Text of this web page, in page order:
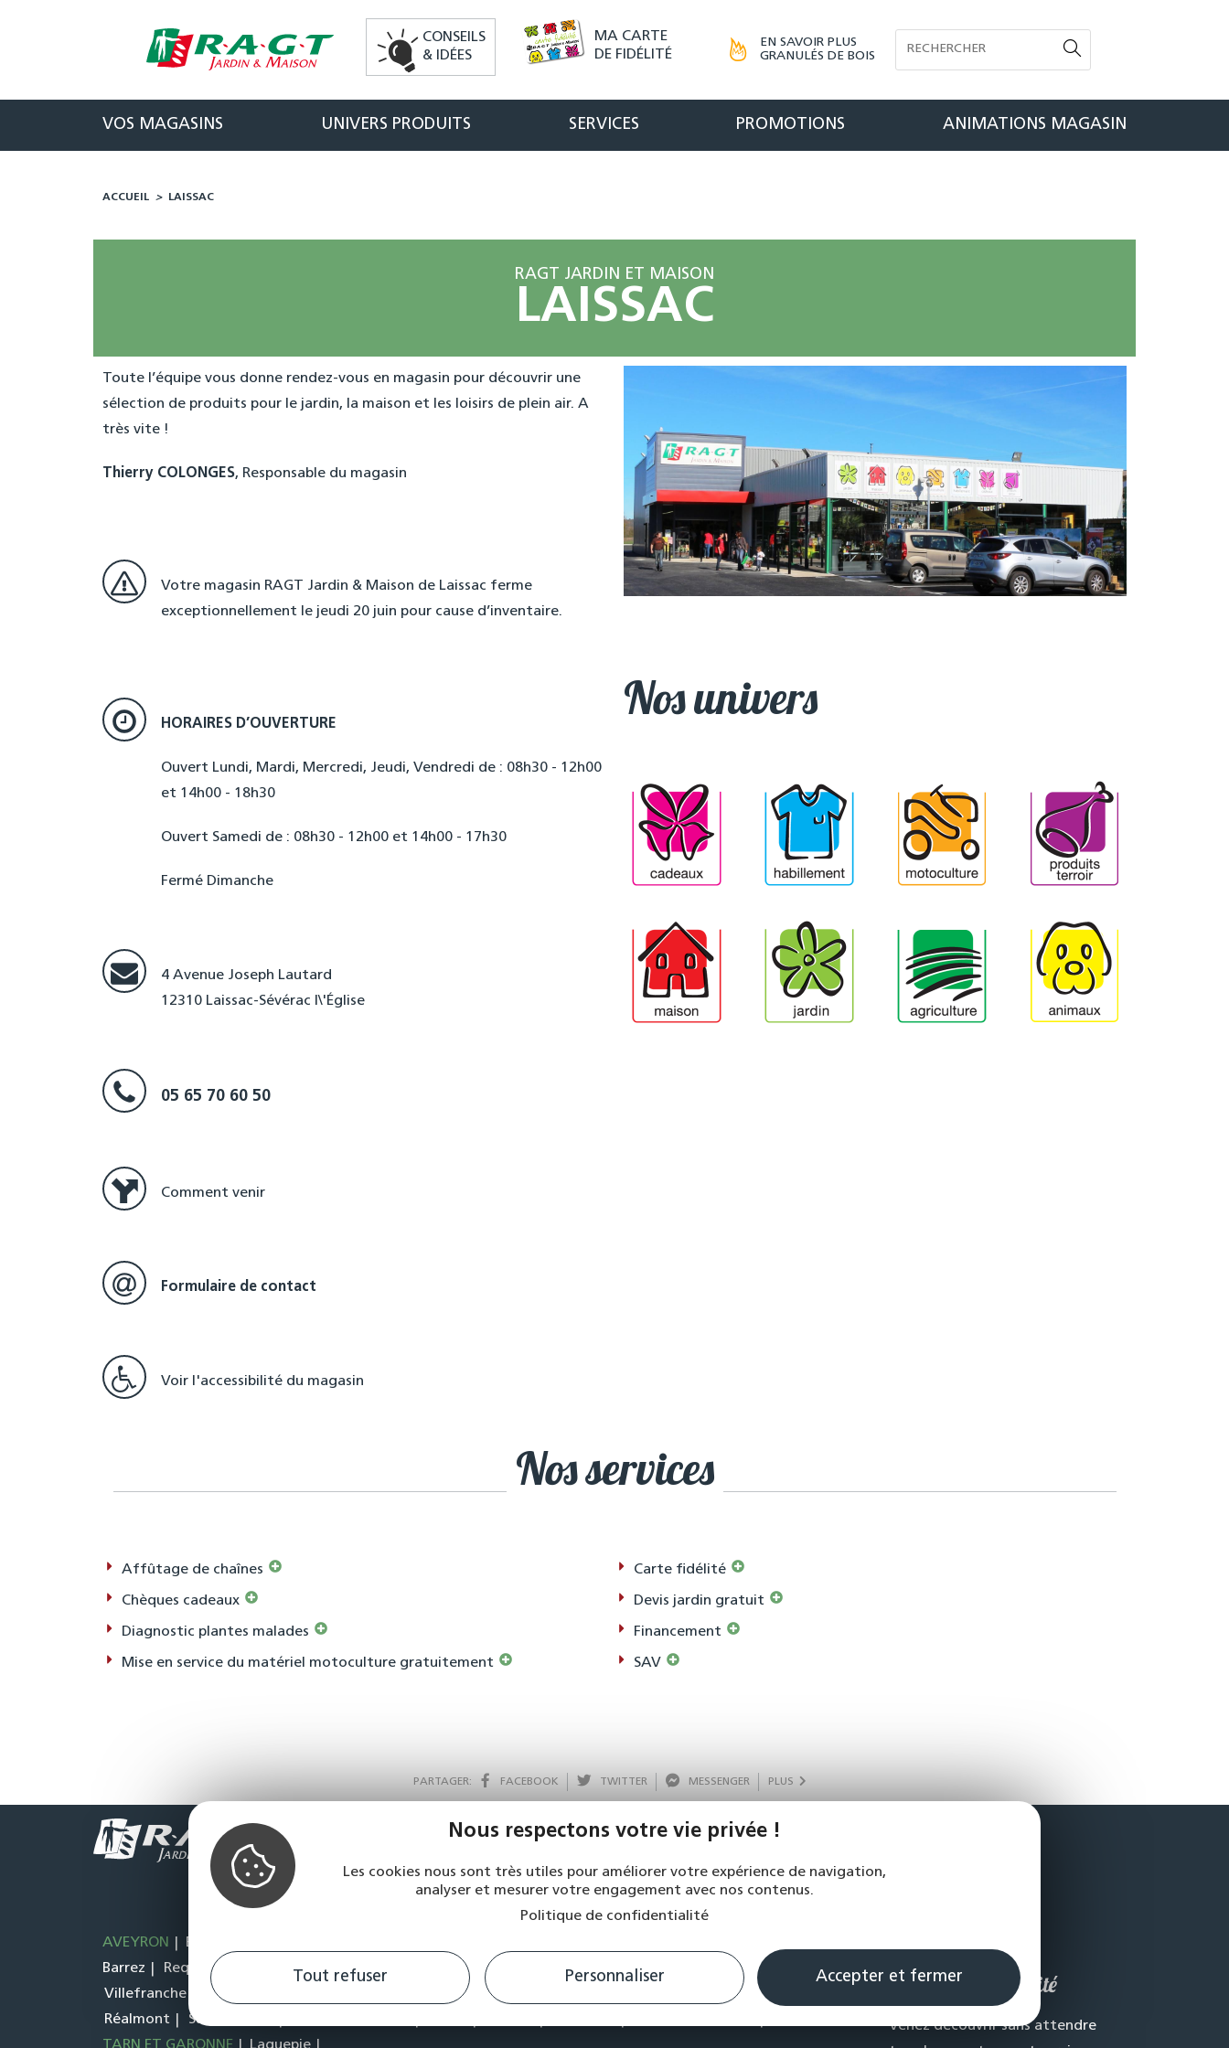
CONSEILS
& IDÉES
MA CARTE
DE FIDÉLITÉ
EN SAVOIR PLUS
GRANULÉS DE BOIS
VOS MAGASINS UNIVERS PRODUITS SERVICES PROMOTIONS ANIMATIONS MAGASIN
ACCUEIL > LAISSAC
RAGT JARDIN ET MAISON
LAISSAC
Toute l’équipe vous donne rendez-vous en magasin pour découvrir une
sélection de produits pour le jardin, la maison et les loisirs de plein air. A
très vite !
Thierry COLONGES, Responsable du magasin
Votre magasin RAGT Jardin & Maison de Laissac ferme
exceptionnellement le jeudi 20 juin pour cause d’inventaire.
HORAIRES D’OUVERTURE
Ouvert Lundi, Mardi, Mercredi, Jeudi, Vendredi de : 08h30 - 12h00
et 14h00 - 18h30
Ouvert Samedi de : 08h30 - 12h00 et 14h00 - 17h30
Fermé Dimanche
4 Avenue Joseph Lautard
12310 Laissac-Sévérac l\'Église
05 65 70 60 50
Comment venir
Formulaire de contact
Voir l'accessibilité du magasin
Nos univers
Nos services
Affûtage de chaînes Carte fidélité
Chèques cadeaux Devis jardin gratuit
Diagnostic plantes malades Financement
Mise en service du matériel motoculture gratuitement SAV
PARTAGER: FACEBOOK TWITTER MESSENGER PLUS
Vos magasins
AVEYRON Baraqueville
Barrez
Requista Rieupeyroux Rodez Saint Affrique Salles Curan Salles la source
Séverac
Villefranche de Rouergue
Castres
Puylaurens
Réalmont
Saint Sulpice
Programme fidélité
Venez découvrir sans attendre
Nous respectons votre vie privée !
Les cookies nous sont très utiles pour améliorer votre expérience de navigation,
analyser et mesurer votre engagement avec nos contenus.
Politique de confidentialité
Accepter et fermer
Personnaliser
Tout refuser